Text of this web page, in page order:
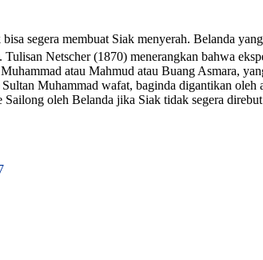
segera membuat Siak menyerah. Belanda
Netscher (1870) menerangkan bahwa
atau Mahmud atau Buang Asmara,
Muhammad wafat, baginda digantikan
oleh Belanda jika Siak tidak segera